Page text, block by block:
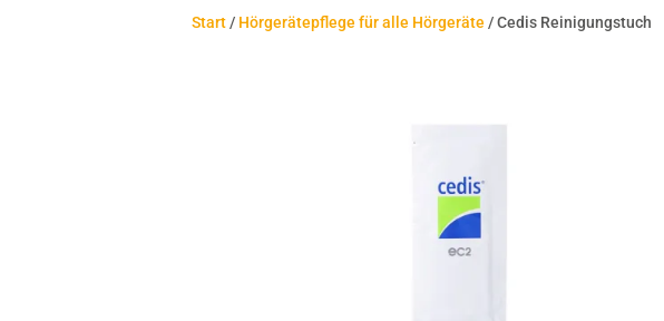
Start / Hörgerätepflege für alle Hörgeräte / Cedis Reinigungstuch